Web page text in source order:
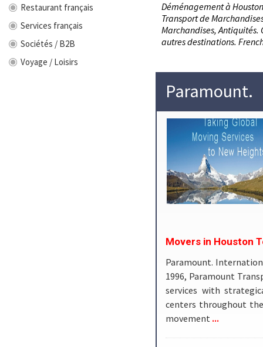
Restaurant français
Services français
Sociétés / B2B
Voyage / Loisirs
Déménagement à
Transport de
Marchandises, Antiquités.
autres destinations.
Paramount.
Movers in Houston
Paramount.
1996, Paramount
services with
centers throughout
movement ...